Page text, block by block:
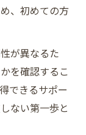
、初めての方
が異なるた
を確認するこ
できるサポー
ない第一歩と